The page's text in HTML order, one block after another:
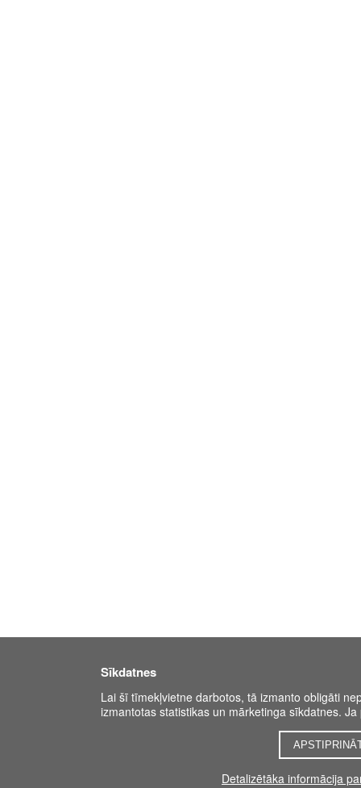
Sīkdatnes
Lai šī tīmekļvietne darbotos, tā izmanto obligāti
izmantotas statistikas un mārketinga sīkdatnes.
Detalizētāka informācija